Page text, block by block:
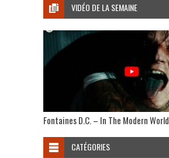
VIDÉO DE LA SEMAINE
Fontaines D.C. – In The Modern World
CATÉGORIES